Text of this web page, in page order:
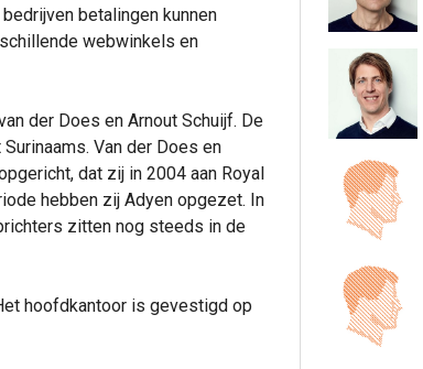
betalingen kunnen
webwinkels en
der Does en Arnout Schuijf. De
Van der Does en
dat zij in 2004 aan Royal
hebben zij Adyen opgezet. In
zitten nog steeds in de
hoofdkantoor is gevestigd op